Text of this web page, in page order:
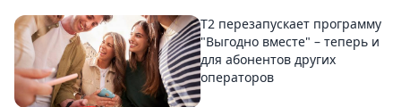
Т2 перезапускает программу
"Выгодно вместе" – теперь и
для абонентов других
операторов